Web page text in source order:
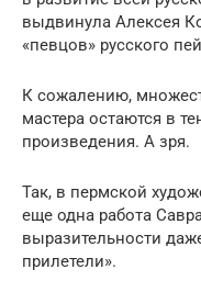
выдвинула Алексея
«певцов» русского
К сожалению,
мастера остаются в
произведения. А зря.
Так, в пермской
еще одна работа
выразительности
прилетели».